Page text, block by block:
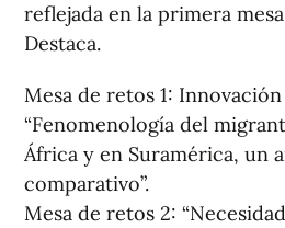
reflejada en la primera
Destaca.
Mesa de retos 1:
“Fenomenología del
África y en Suramérica, un
comparativo”.
Mesa de retos 2: